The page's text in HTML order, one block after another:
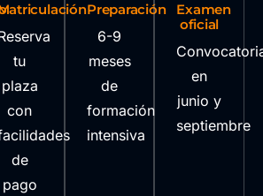
tu
plaza
con
de
pago
Preparación
6-9
meses
de
formación
intensiva
Examen
oficial
en
junio y
septiembre